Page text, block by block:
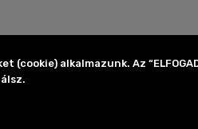
alkalmazunk. Az